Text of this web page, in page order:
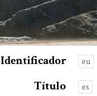
Identificador eu
Título es